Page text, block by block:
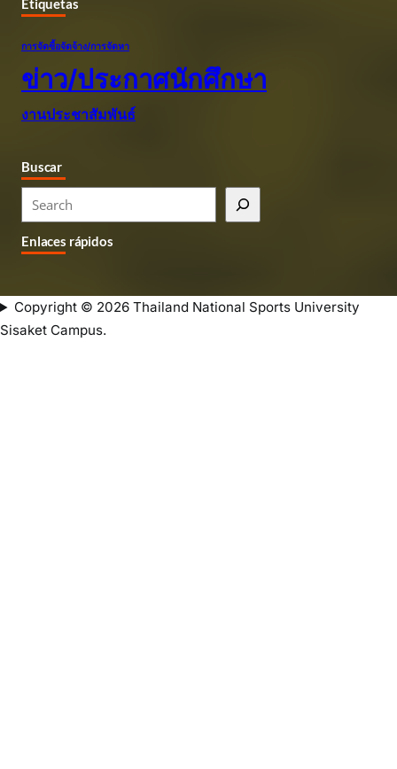
Etiquetas
การจัดซื้อจัดจ้าง/การจัดหา
ข่าว/ประกาศนักศึกษา
งานประชาสัมพันธ์
Buscar
e
a
h
Enlaces rápidos
Copyright © 2026 Thailand National Sports University
Sisaket Campus.